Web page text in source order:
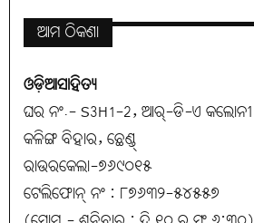
ଆମ ଠିକଣା
ଓଡ଼ିଆସାହିତ୍ୟ
ଘର ନଂ.- S3H1-2, ଆର୍-ଡି-ଏ କଲୋନୀ
କଳିଙ୍ଗ ବିହାର, ଛେଣ୍ଡ୍
ରାଉରକେଲା-୭୬୯୦୧୫
ଟେଲିଫୋନ୍ ନଂ : ୮୭୬୩୨-୫୪୫୫୭